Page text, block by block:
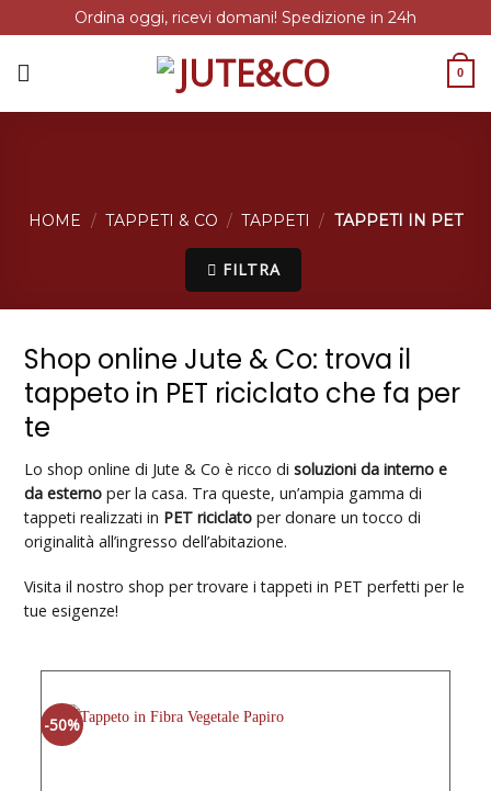
Ordina oggi, ricevi domani! Spedizione in 24h
0
HOME / TAPPETI & CO / TAPPETI / TAPPETI IN PET
FILTRA
Shop online Jute & Co: trova il
tappeto in PET riciclato che fa per
te
Lo shop online di Jute & Co è ricco disoluzioni da interno e
da esterno per la casa. Tra queste, un’ampia gamma di
tappeti realizzati in PET riciclato per donare un tocco di
originalità all’ingresso dell’abitazione.
Visita il nostro shop per trovare i tappeti in PET perfetti per le
tue esigenze!
-50%